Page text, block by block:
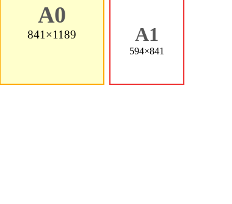
A0
841×1189 A1
594×841